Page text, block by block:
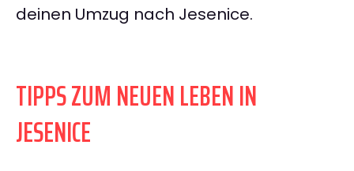
deinen Umzug nach Jesenice.
TIPPS ZUM NEUEN LEBEN IN
JESENICE